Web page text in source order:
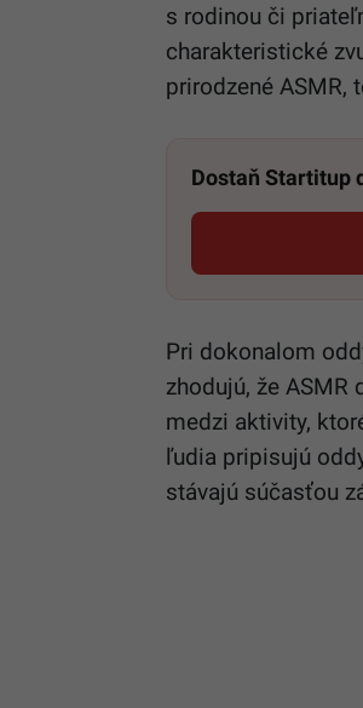
s rodinou či
charakteristické
prirodzené ASMR,
Dostaň Startitup
Pri dokonalom
zhodujú, že
medzi aktivity,
ľudia pripisujú
stávajú súčasťou